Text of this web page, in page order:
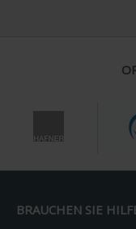
BRAUCHEN SIE